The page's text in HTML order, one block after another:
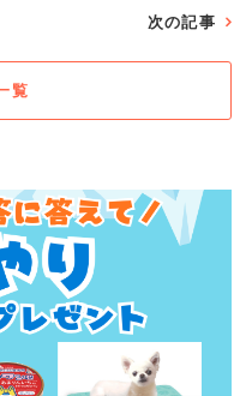
次の記事
覧